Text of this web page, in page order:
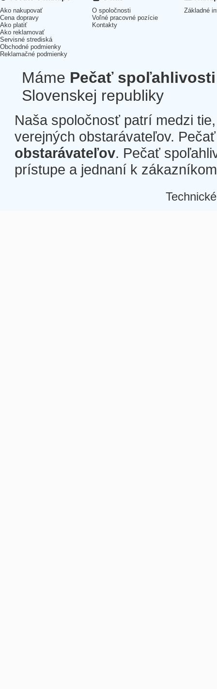
Ako nakupovať
Cena dopravy
Ako platiť
Ako reklamovať
Servisné strediská
Obchodné podmienky
Reklamačné podmienky
O spoločnosti
Voľné pracovné pozície
Kontakty
Základné
Máme Pečať spoľahlivosti
Slovenskej republiky
Naša spoločnosť patrí medzi
verejných obstarávateľov.
obstarávateľov. Pečať
prístupe a jednaní k